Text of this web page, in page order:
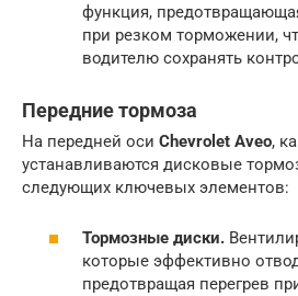
функция,
при резком торможении,
водителю сохранять
Передние тормоза
На передней оси Chevrolet Aveo,
устанавливаются дисковые
следующих ключевых элементов:
Тормозные диски.
которые эффективно
предотвращая перегрев